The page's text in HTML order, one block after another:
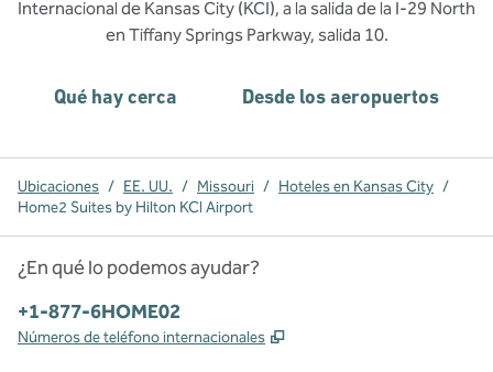
Internacional de Kansas City (KCI), a la salida de la I-29 North
en Tiffany Springs Parkway, salida 10.
Qué hay cerca Desde los aeropuertos
Ubicaciones / EE. UU. / Missouri / Hoteles en Kansas City /
Home2 Suites by Hilton KCI Airport
¿En qué lo podemos ayudar?
Teléfono:
+1-877-6HOME02
Números de teléfono internacionales ,